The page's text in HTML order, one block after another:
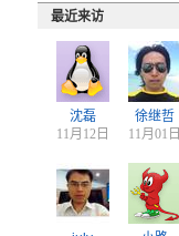
最近来访
沈磊
11月12日
徐继哲
11月01日